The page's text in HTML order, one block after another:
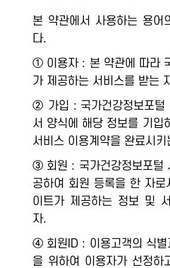
본 약관에서 사용하는 용어
다.
① 이용자 : 본 약관에 따라
가 제공하는 서비스를 받는
② 가입 : 국가건강정보포털
서 양식에 해당 정보를 기입
서비스 이용계약을 완료시키
③ 회원 : 국가건강정보포털
공하여 회원 등록을 한 자
이트가 제공하는 정보 및
자.
④ 회원ID : 이용고객의 식별
을 위하여 이용자가 선정하